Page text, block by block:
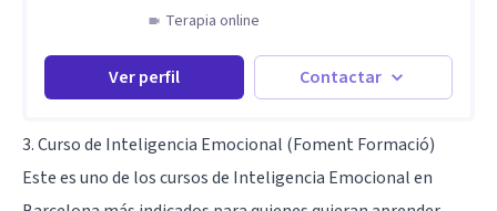
Terapia online
Ver perfil Contactar
3. Curso de Inteligencia Emocional (Foment Formació)
Este es uno de los cursos de Inteligencia Emocional en